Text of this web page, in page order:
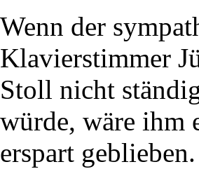
Wenn der
Klavierstimmer
Stoll nicht
würde, wäre ihm
erspart